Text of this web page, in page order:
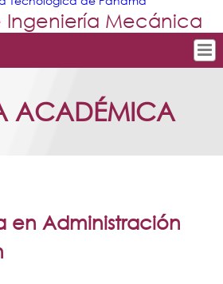
Ingeniería Mecánica
Nuestra Facultad
Secretarías
Investigación+D+i
ACADÉMICA
en Administración